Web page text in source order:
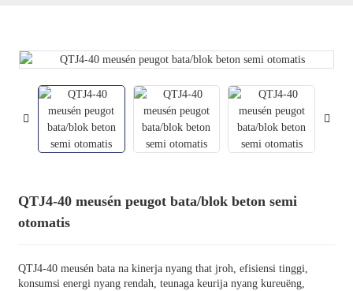
QTJ4-40 meusén peugot bata/blok beton semi
otomatis
QTJ4-40 meusén bata na kinerja nyang that jroh, efisiensi tinggi,
konsumsi energi nyang rendah, teunaga keurija nyang kureuëng,